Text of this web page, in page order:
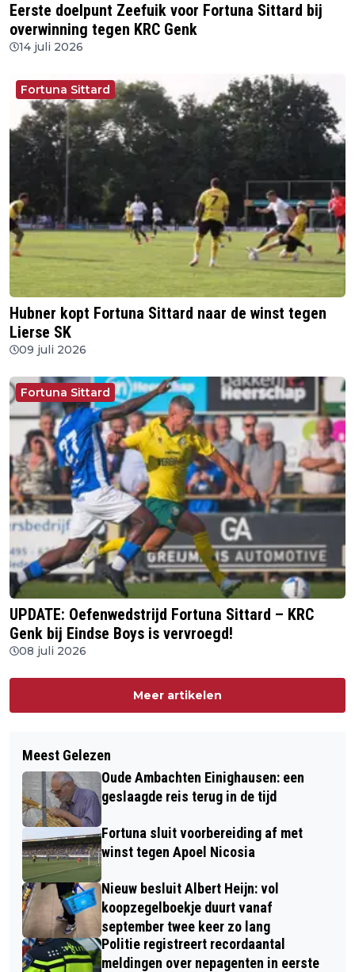
Eerste doelpunt Zeefuik voor Fortuna Sittard bij
overwinning tegen KRC Genk
14 juli 2026
Fortuna Sittard
Hubner kopt Fortuna Sittard naar de winst tegen
Lierse SK
09 juli 2026
Fortuna Sittard
UPDATE: Oefenwedstrijd Fortuna Sittard – KRC
Genk bij Eindse Boys is vervroegd!
08 juli 2026
Meer artikelen
Meest Gelezen
Oude Ambachten Einighausen: een
geslaagde reis terug in de tijd
Fortuna sluit voorbereiding af met
winst tegen Apoel Nicosia
Nieuw besluit Albert Heijn: vol
koopzegelboekje duurt vanaf
september twee keer zo lang
Politie registreert recordaantal
meldingen over nepagenten in eerste